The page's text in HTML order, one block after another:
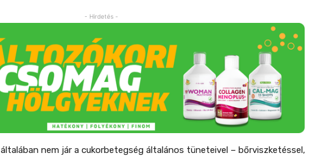
- Hirdetés -
általában nem jár a cukorbetegség általános tüneteivel – bőrviszketéssel,